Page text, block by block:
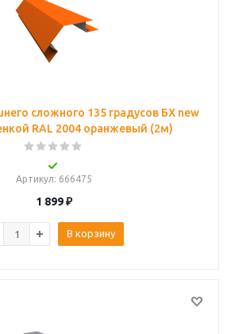
сложного 135 градусов БХ new
RAL 2004 оранжевый (2м)
Артикул: 666475
1 899₽
В корзину